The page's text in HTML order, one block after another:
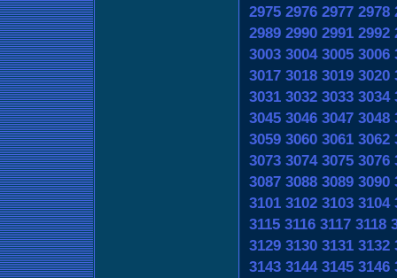
2975 2976 2977 2978
2989 2990 2991 2992
3003 3004 3005 3006
3017 3018 3019 3020
3031 3032 3033 3034
3045 3046 3047 3048
3059 3060 3061 3062
3073 3074 3075 3076
3087 3088 3089 3090
3101 3102 3103 3104
3115 3116 3117 3118
3129 3130 3131 3132
3143 3144 3145 3146